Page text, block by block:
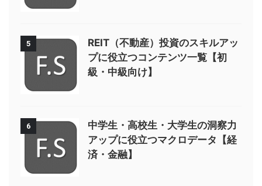
5
REIT（不動産）投資のスキルアッ
プに役立つコンテンツ一覧【初
級・中級向け】
6
中学生・高校生・大学生の洞察力
アップに役立つマクロデータ【経
済・金融】